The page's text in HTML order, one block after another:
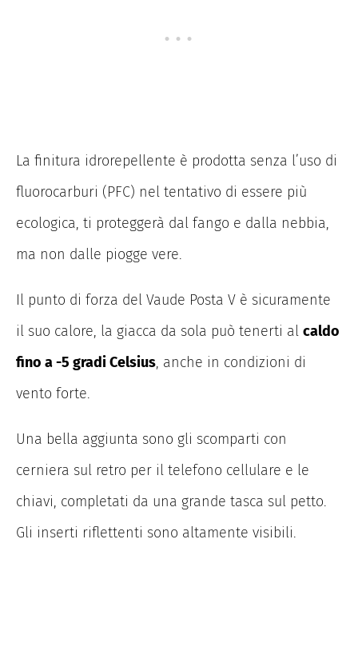
La finitura idrorepellente è prodotta senza l’uso di
fluorocarburi (PFC) nel tentativo di essere più
ecologica, ti proteggerà dal fango e dalla nebbia,
ma non dalle piogge vere.
Il punto di forza del Vaude Posta V è sicuramente
il suo calore, la giacca da sola può tenerti al caldo
fino a -5 gradi Celsius, anche in condizioni di
vento forte.
Una bella aggiunta sono gli scomparti con
cerniera sul retro per il telefono cellulare e le
chiavi, completati da una grande tasca sul petto.
Gli inserti riflettenti sono altamente visibili.